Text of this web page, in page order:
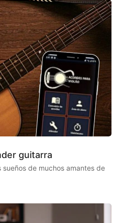
guitarra
de muchos amantes de